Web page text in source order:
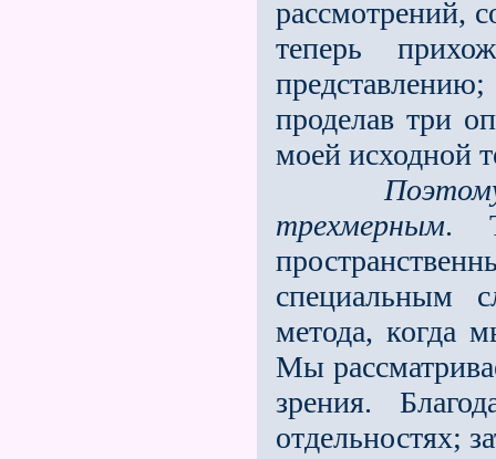
рассмотрений,
теперь
проделав три
моей исходной
трехмерным.
специальным
метода, когда
Мы
зрения.
отдельностях;